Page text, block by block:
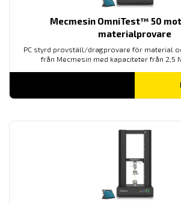
Mecmesin OmniTest™ 50
materialprovare
PC styrd provställ/dragprovare för material
från Mecmesin med kapaciteter från 2,5